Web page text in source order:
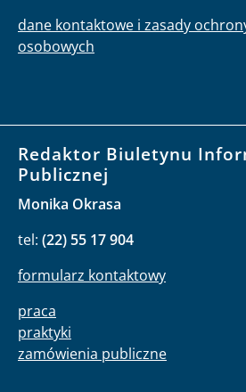
dane kontaktowe i zasady
osobowych
Redaktor Biuletynu
Publicznej
Monika Okrasa
tel: (22) 55 17 904
formularz kontaktowy
praca
praktyki
zamówienia publiczne